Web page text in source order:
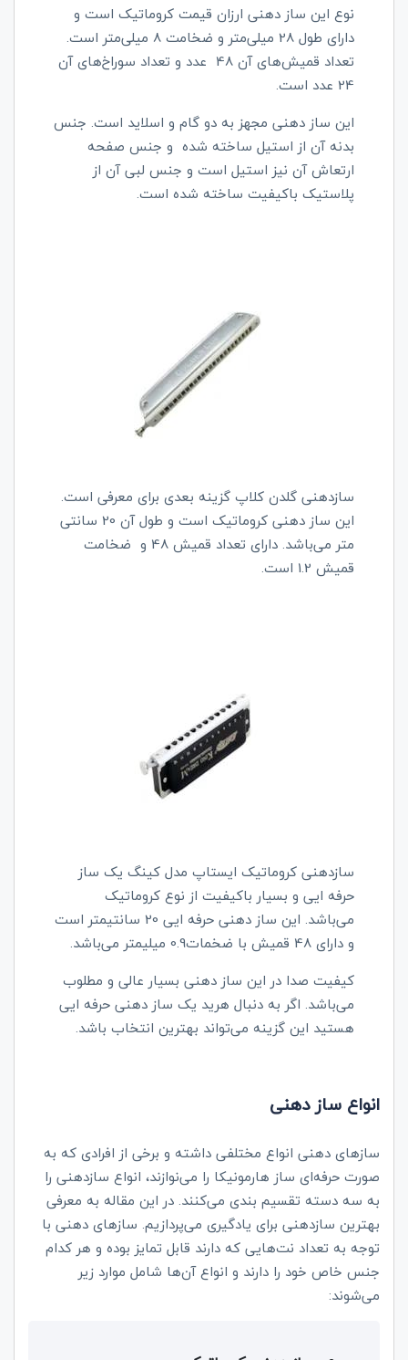
نوع این ساز دهنی ارزان قیمت کروماتیک است و
دارای طول 28 میلی‌متر و ضخامت 8 میلی‌متر است.
تعداد قمیش‌های آن 48 عدد و تعداد سوراخ‌های آن
24 عدد است.
این ساز دهنی مجهز به دو گام و اسلاید است. جنس
بدنه آن از استیل ساخته شده و جنس صفحه
ارتعاش آن نیز استیل است و جنس لبی آن از
پلاستیک باکیفیت ساخته شده است.
سازدهنی گلدن کلاپ گزینه بعدی برای معرفی است.
این ساز دهنی کروماتیک است و طول آن 20 سانتی
متر می‌باشد. دارای تعداد قمیش 48 و ضخامت
قمیش 1.2 است.
سازدهنی کروماتیک ایستاپ مدل کینگ یک ساز
حرفه ایی و بسیار باکیفیت از نوع کروماتیک
می‌باشد. این ساز دهنی حرفه ایی 20 سانتیمتر است
و دارای 48 قمیش با ضخمات0.9 میلیمتر می‌باشد.
کیفیت صدا در این ساز دهنی بسیار عالی و مطلوب
می‌باشد. اگر به دنبال هرید یک ساز دهنی حرفه ایی
هستید این گزینه می‌تواند بهترین انتخاب باشد.
انواع ساز دهنی
سازهای دهنی انواع مختلفی داشته و برخی از افرادی که به
صورت حرفه‌ای ساز هارمونیکا را می‌نوازند، انواع سازدهنی را
به سه دسته تقسیم بندی می‌کنند. در این مقاله به معرفی
بهترین سازدهنی برای یادگیری می‌پردازیم. ساز‌های دهنی با
توجه به تعداد نت‌هایی که دارند قابل تمایز بوده و هر کدام
جنس خاص خود را دارند و انواع آن‌ها شامل موارد زیر
می‌شوند: